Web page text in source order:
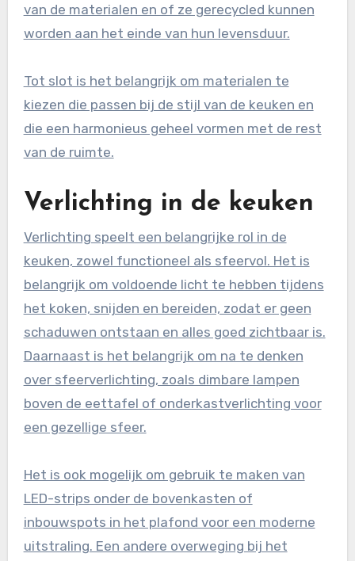
van de materialen en of ze gerecycled kunnen
worden aan het einde van hun levensduur.
Tot slot is het belangrijk om materialen te
kiezen die passen bij de stijl van de keuken en
die een harmonieus geheel vormen met de rest
van de ruimte.
Verlichting in de keuken
Verlichting speelt een belangrijke rol in de
keuken, zowel functioneel als sfeervol. Het is
belangrijk om voldoende licht te hebben tijdens
het koken, snijden en bereiden, zodat er geen
schaduwen ontstaan en alles goed zichtbaar is.
Daarnaast is het belangrijk om na te denken
over sfeerverlichting, zoals dimbare lampen
boven de eettafel of onderkastverlichting voor
een gezellige sfeer.
Het is ook mogelijk om gebruik te maken van
LED-strips onder de bovenkasten of
inbouwspots in het plafond voor een moderne
uitstraling. Een andere overweging bij het